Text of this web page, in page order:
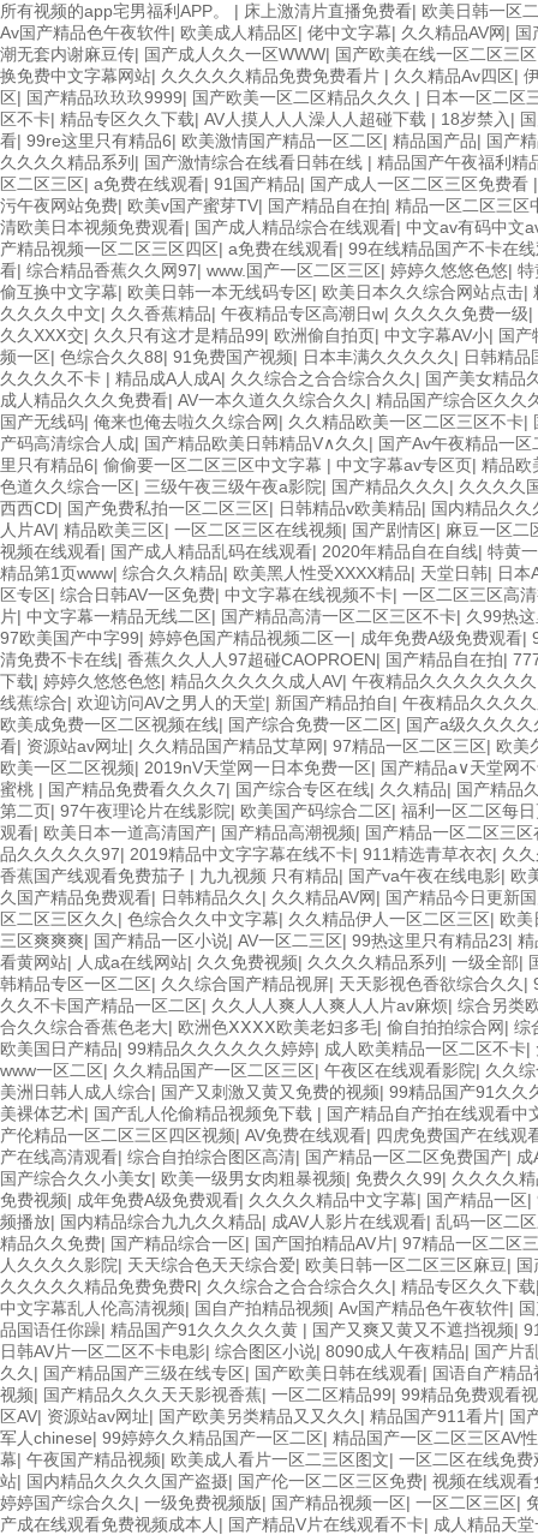
所有视频的app宅男福利APP。 | 床上激清片直播免费看| 欧美日韩一区
Av国产精品色午夜软件| 欧美成人精品区| 佬中文字幕| 久久精品AV网| 国
潮无套内谢麻豆传| 国产成人久久一区WWW| 国产欧美在线一区二区三区
换免费中文字幕网站| 久久久久久精品免费免费看片 | 久久精品Av四区|
区| 国产精品玖玖玖9999| 国产欧美一区二区精品久久久 | 日本一区二区
区不卡| 精品专区久久下载| AV人摸人人人澡人人超碰下载 | 18岁禁入 |
看| 99re这里只有精品6| 欧美激情国产精品一区二区| 精品国产品| 国产
久久久久精品系列 | 国产激情综合在线看日韩在线 | 精品国产午夜福利精
区二区三区| a免费在线观看| 91国产精品| 国产成人一区二区三区免费看
污午夜网站免费| 欧美v国产蜜芽TV| 国产精品自在拍| 精品一区二区三区
清欧美日本视频免费观看| 国产成人精品综合在线观看| 中文av有码中文
产精品视频一区二区三区四区| a免费在线观看| 99在线精品国产不卡在
看| 综合精品香蕉久久网97| www.国产一区二区三区| 婷婷久悠悠色悠| 特
偷互换中文字幕| 欧美日韩一本无线码专区| 欧美日本久久综合网站点击|
久久久久中文| 久久香蕉精品| 午夜精品专区高潮日w| 久久久久免费一级|
久久XXⅩ交| 久久只有这才是精品99| 欧洲偷自拍页| 中文字幕AV小| 国产
频一区| 色综合久久88| 91免费国产视频| 日本丰满久久久久久 | 日韩精品
久久久久不卡 | 精品成A人成A| 久久综合之合合综合久久 | 国产美女精品
成人精品久久久免费看| AV一本久道久久综合久久 | 精品国产综合区久久
国产无线码| 俺来也俺去啦久久综合网| 久久精品欧美一区二区三区不卡|
产码高清综合人成| 国产精品欧美日韩精品V∧久久 | 国产Av午夜精品一区
里只有精品6| 偷偷要一区二区三区中文字幕 | 中文字幕av专区页| 精品欧
色道久久综合一区| 三级午夜三级午夜a影院| 国产精品久久久 | 久久久久
西西CD| 国产免费私拍一区二区三区| 日韩精品v欧美精品| 国内精品久
人片AV| 精品欧美三区| 一区二区三区在线视频| 国产剧情区| 麻豆一区二
视频在线观看| 国产成人精品乱码在线观看| 2020年精品自在自线| 特黄
精品第1页www| 综合久久精品| 欧美黑人性受XXXX精品| 天堂日韩| 日本
区专区| 综合日韩AV一区免费| 中文字幕在线视频不卡| 一区二区三区高
片| 中文字幕一精品无线二区| 国产精品高清一区二区三区不卡| 久99热
97欧美国产中字99| 婷婷色国产精品视频二区一| 成年免费A级免费观看|
清免费不卡在线| 香蕉久久人人97超碰CAOPROEN| 国产精品自在拍|
下载| 婷婷久悠悠色悠| 精品久久久久久成人AV| 午夜精品久久久久久久久
线蕉综合| 欢迎访问AV之男人的天堂| 新国产精品拍自| 午夜精品久久久
欧美成免费一区二区视频在线| 国产综合免费一区二区| 国产a级久久久久
看| 资源站av网址| 久久精品国产精品艾草网| 97精品一区二区三区| 欧美
欧美一区二区视频| 2019nV天堂网一日本免费一区| 国产精品а∨天堂网
蜜桃 | 国产精品免费看久久久7| 国产综合专区在线| 久久精品| 国产精品
第二页| 97午夜理论片在线影院| 欧美国产码综合二区| 福利一区二区每
观看| 欧美日本一道高清国产| 国产精品高潮视频| 国产精品一区二区三
品久久久久久97| 2019精品中文字字幕在线不卡| 911精选青草衣衣| 久
香蕉国产线观看免费茄子 | 九九视频 只有精品| 国产va午夜在线电影| 欧
久国产精品免费观看| 日韩精品久久 | 久久精品AV网| 国产精品今日更新
区二区三区久久 | 色综合久久中文字幕| 久久精品伊人一区二区三区| 欧美
三区爽爽爽| 国产精品一区小说| AV一区二三区| 99热这里只有精品23| 精
看黄网站| 人成a在线网站| 久久免费视频| 久久久久精品系列 | 一级全部|
韩精品专区一区二区| 久久综合国产精品视屏| 天天影视色香欲综合久久 |
久久不卡国产精品一区二区| 久久人人爽人人爽人人片av麻烦| 综合另类
合久久综合香蕉色老大| 欧洲色ⅩⅩⅩⅩ欧美老妇多毛| 偷自拍拍综合网| 综
欧美国日产精品| 99精品久久久久久久婷婷| 成人欧美精品一区二区不卡|
www一区二区| 久久精品国产一区二区三区| 午夜区在线观看影院| 久久
美洲日韩人成人综合| 国产又刺激又黄又免费的视频| 99精品国产91久久
美裸体艺术| 国产乱人伦偷精品视频免下载 | 国产精品自产拍在线观看中
产伦精品一区二区三区四区视频| AV免费在线观看| 四虎免费国产在线观
产在线高清观看| 综合自拍综合图区高清| 国产精品一区二区免费国产| 成
国产综合久久小美女| 欧美一级男女肉粗暴视频| 免费久久99| 久久久久
免费视频| 成年免费A级免费观看| 久久久久精品中文字幕| 国产精品一区|
频播放| 国内精品综合九九久久精品| 成AV人影片在线观看| 乱码一区二
精品久久免费| 国产精品综合一区| 国产国拍精品AV片| 97精品一区二区
人久久久久影院| 天天综合色天天综合爱| 欧美日韩一区二区三区麻豆|
久久久久久精品免费免费R| 久久综合之合合综合久久 | 精品专区久久下载
中文字幕乱人伦高清视频| 国自产拍精品视频| Av国产精品色午夜软件|
品国语任你躁| 精品国产91久久久久久黄 | 国产又爽又黄又不遮挡视频|
日韩AV片一区二区不卡电影| 综合图区小说| 8090成人午夜精品| 国产片
久久 | 国产精品国产三级在线专区| 国产欧美日韩在线观看| 国语自产精
视频| 国产精品久久久天天影视香蕉| 一区二区精品99| 99精品免费观看视
区AV| 资源站av网址| 国产欧美另类精品又又久久 | 精品国产911看片| 国
军人chinese| 99婷婷久久精品国产一区二区| 精品国产一区二区三区AV
幕| 午夜国产精品视频| 欧美成人看片一区二三区图文| 一区二区在线免费
站| 国内精品久久久久国产盗摄| 国产伦一区二区三区免费| 视频在线观看
婷婷国产综合久久 | 一级免费视频版| 国产精品视频一区| 一区二区三区|
产成在线观看免费视频成本人 | 国产精品V片在线观看不卡| 成人精品天